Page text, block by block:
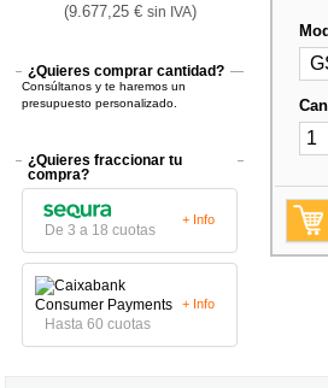
(9.677,25 € sin IVA)
¿Quieres comprar cantidad?
Consúltanos y te haremos un
presupuesto personalizado.
¿Quieres fraccionar tu
compra?
De 3 a 18 cuotas
+ Info
Hasta 60 cuotas
+ Info